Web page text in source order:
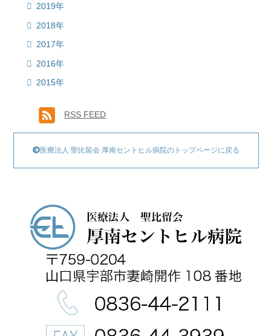
2019年
2018年
2017年
2016年
2015年
RSS FEED
医療法人 聖比留会 厚南セントヒル病院のトップページに戻る